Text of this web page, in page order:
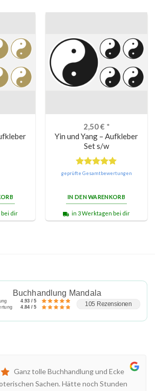
bei dir
2,50€ *
Yin und Yang – Aufkleber
Set s/w
Bewertet
geprüfte Gesamtbewertungen
IN DEN WARENKORB
in 3 Werktagen bei dir
Buchhandlung Mandala
4.93 / 5
4.84 / 5 105 Rezensionen
Ganz tolle Buchhandlung und Ecke
Sachen. Hätte noch Stunden